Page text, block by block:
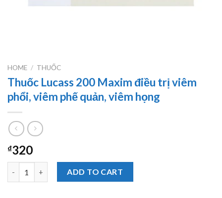
HOME / THUỐC
Thuốc Lucass 200 Maxim điều trị viêm
phổi, viêm phế quản, viêm họng
₫320
Thuốc Lucass 200 Maxim điều trị viêm phổi, viêm phế quản,
ADD TO CART